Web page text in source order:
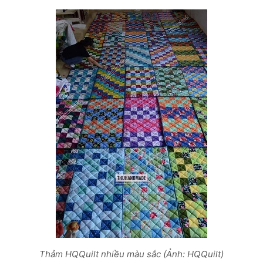
Thảm HQQuilt nhiều màu sắc (Ảnh: HQQuilt)